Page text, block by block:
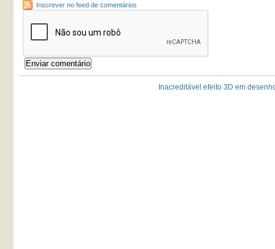
Inscrever no feed de comentários
Inacreditável efeito 3D em